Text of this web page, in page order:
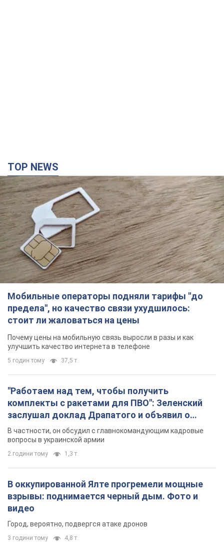
Мобильные операторы подняли тарифы "до
предела", но качество связи ухудшилось:
стоит ли жаловаться на цены
Почему цены на мобильную связь выросли в разы и как
улучшить качество интернета в телефоне
5 годин тому 37,5 т.
"Работаем над тем, чтобы получить
комплекты с ракетами для ПВО": Зеленский
заслушал доклад Драпатого и объявил о
вопросы в украинской армии
В оккупированной Ялте прогремели мощные
взрывы: поднимается черный дым. Фото и
видео
3 години тому 4,8 т.